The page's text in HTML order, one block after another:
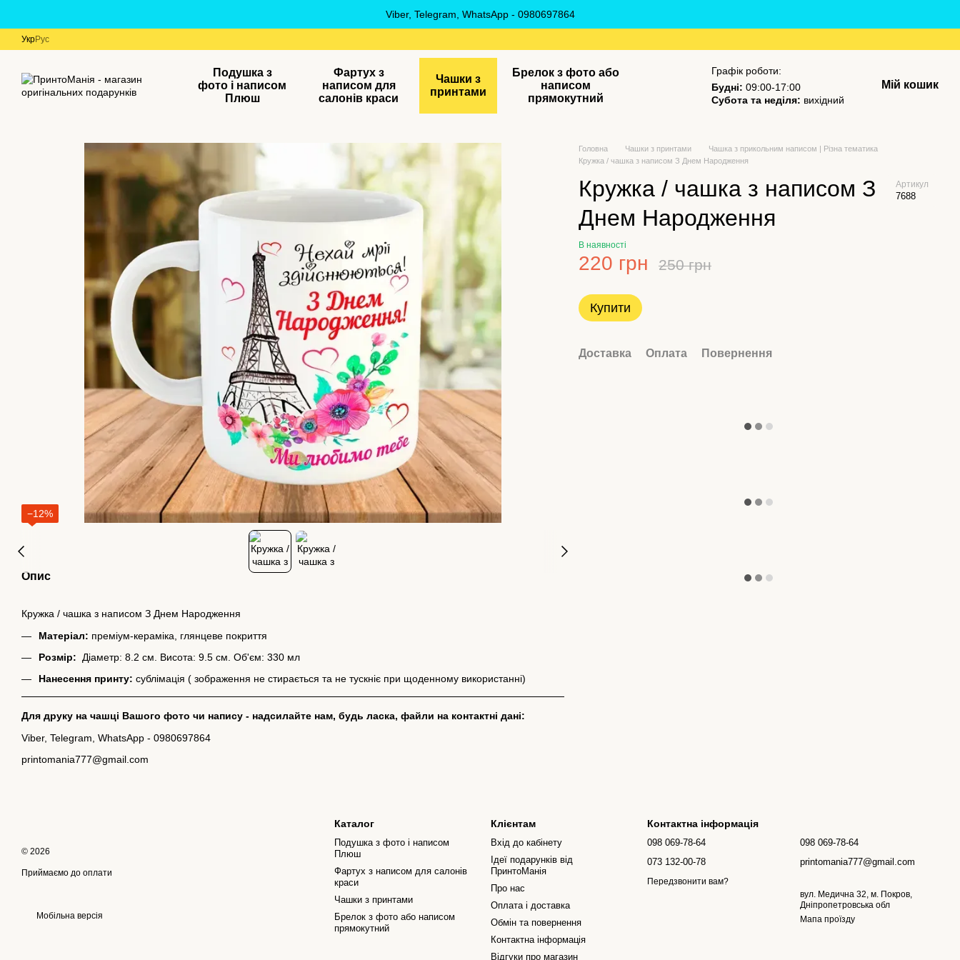
Viber, Telegram, WhatsApp - 0980697864
УкрРус
Подушка з
фото і написом
Плюш
Фартух з
написом для
салонів краси
Чашки з
принтами
Брелок з фото або
написом
прямокутний
Графік роботи:
Будні: 09:00-17:00
Субота та неділя: вихідний
Мій кошик
−12%
Опис
Кружка / чашка з написом З Днем Народження
Матеріал: преміум-кераміка, глянцеве покриття
Розмір:
Діаметр: 8.2 см. Висота: 9.5 см. Об'єм: 330 мл
Нанесення принту: сублімація ( зображення не стирається та не тускніє при щоденному використанні)
Для друку на чашці Вашого фото чи напису - надсилайте нам, будь ласка, файли на контактні дані:
Viber, Telegram, WhatsApp - 0980697864
printomania777@gmail.com
Головна Чашки з принтами
Чашка з прикольним написом | Різна тематика
Кружка / чашка з написом З Днем Народження
Кружка / чашка з написом З
Днем Народження
Артикул
7688
В наявності
220 грн 250 грн
Купити
Доставка Оплата Повернення
© 2026
Приймаємо до оплати
Мобільна версія
Каталог
Подушка з фото і написом
Плюш
Фартух з написом для салонів
краси
Чашки з принтами
Брелок з фото або написом
прямокутний
Клієнтам
Вхід до кабінету
Ідеї подарунків від
ПринтоМанія
Про нас
Оплата і доставка
Обмін та повернення
Контактна інформація
Відгуки про магазин
Контактна інформація
098 069-78-64
073 132-00-78
Передзвонити вам?
098 069-78-64
printomania777@gmail.com
вул. Медична 32, м. Покров,
Дніпропетровська обл
Мапа проїзду